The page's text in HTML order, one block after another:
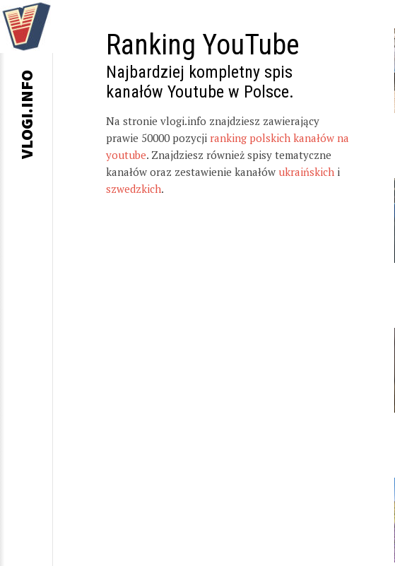
Ranking YouTube
Najbardziej kompletny spis
kanałów Youtube w Polsce.
Na stronie vlogi.info znajdziesz zawierający
prawie 50000 pozycji ranking polskich kanałów na
youtube. Znajdziesz również spisy tematyczne
kanałów oraz zestawienie kanałów ukraińskich i
szwedzkich.
VLOGI.INFO